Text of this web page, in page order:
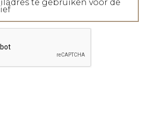
te gebruiken voor de